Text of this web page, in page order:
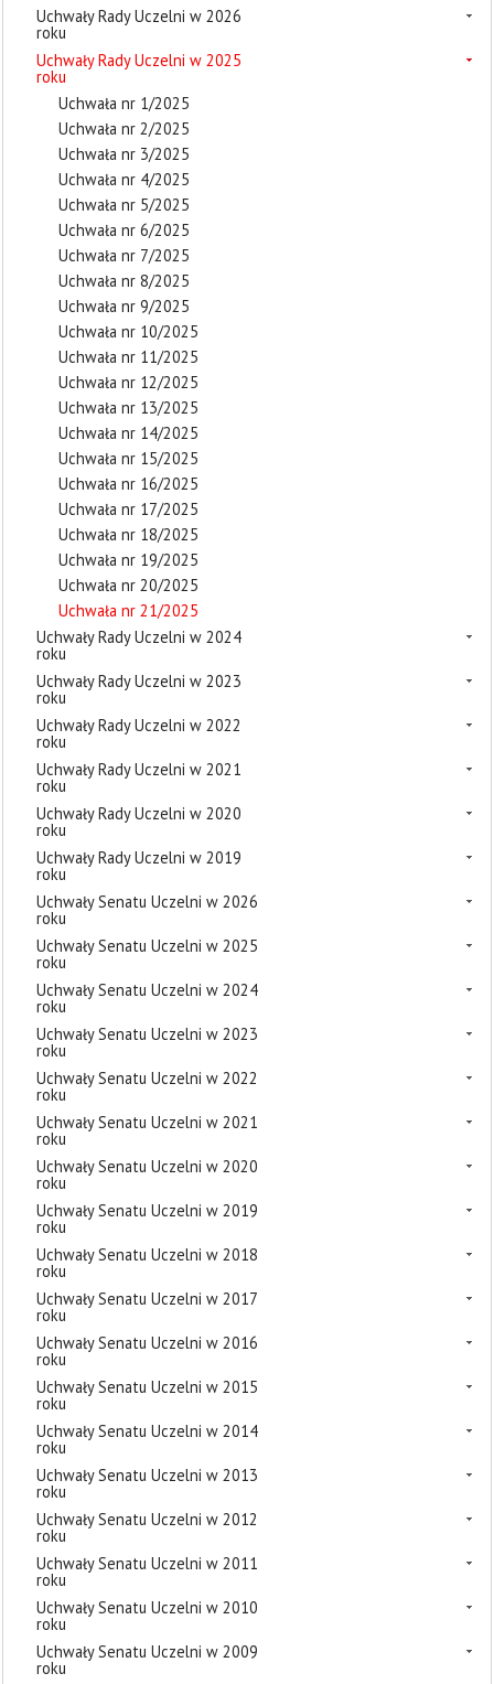
Uchwały Rady Uczelni w 2026
roku
Uchwały Rady Uczelni w 2025
roku
Uchwała nr 1/2025
Uchwała nr 2/2025
Uchwała nr 3/2025
Uchwała nr 4/2025
Uchwała nr 5/2025
Uchwała nr 6/2025
Uchwała nr 7/2025
Uchwała nr 8/2025
Uchwała nr 9/2025
Uchwała nr 10/2025
Uchwała nr 11/2025
Uchwała nr 12/2025
Uchwała nr 13/2025
Uchwała nr 14/2025
Uchwała nr 15/2025
Uchwała nr 16/2025
Uchwała nr 17/2025
Uchwała nr 18/2025
Uchwała nr 19/2025
Uchwała nr 20/2025
Uchwała nr 21/2025
Uchwały Rady Uczelni w 2024
roku
Uchwały Rady Uczelni w 2023
roku
Uchwały Rady Uczelni w 2022
roku
Uchwały Rady Uczelni w 2021
roku
Uchwały Rady Uczelni w 2020
roku
Uchwały Rady Uczelni w 2019
roku
Uchwały Senatu Uczelni w 2026
roku
Uchwały Senatu Uczelni w 2025
roku
Uchwały Senatu Uczelni w 2024
roku
Uchwały Senatu Uczelni w 2023
roku
Uchwały Senatu Uczelni w 2022
roku
Uchwały Senatu Uczelni w 2021
roku
Uchwały Senatu Uczelni w 2020
roku
Uchwały Senatu Uczelni w 2019
roku
Uchwały Senatu Uczelni w 2018
roku
Uchwały Senatu Uczelni w 2017
roku
Uchwały Senatu Uczelni w 2016
roku
Uchwały Senatu Uczelni w 2015
roku
Uchwały Senatu Uczelni w 2014
roku
Uchwały Senatu Uczelni w 2013
roku
Uchwały Senatu Uczelni w 2012
roku
Uchwały Senatu Uczelni w 2011
roku
Uchwały Senatu Uczelni w 2010
roku
Uchwały Senatu Uczelni w 2009
roku